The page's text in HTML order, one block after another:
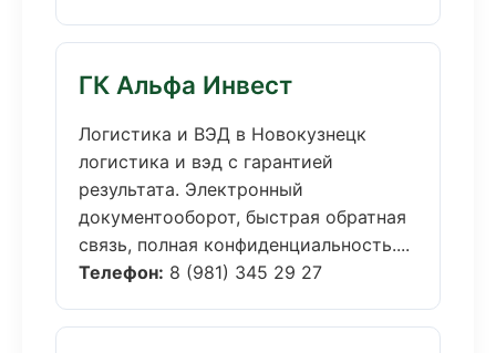
ГК Альфа Инвест
Логистика и ВЭД в Новокузнецк
логистика и вэд с гарантией
результата. Электронный
документооборот, быстрая обратная
связь, полная конфиденциальность....
Телефон: 8 (981) 345 29 27